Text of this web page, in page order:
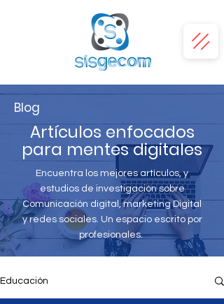
Blog
Artículos enfocados
para mentes digitales
Encuentra los mejores artículos, y
estudios de investigación sobre
Comunicación digital, marketing Digital
y redes sociales. Un espacio escrito por
profesionales.
Educación